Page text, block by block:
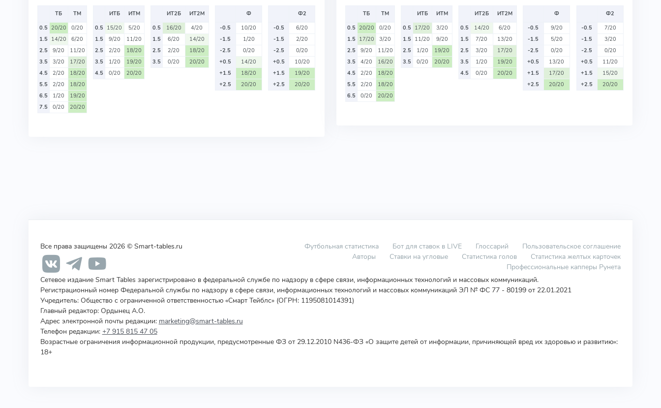
ТБ
ТМ
0.5 20/20
0/20
1.5 14/20
6/20
2.5
9/20
11/20
3.5
3/20
17/20
4.5
2/20
18/20
5.5
2/20
18/20
6.5
1/20
19/20
7.5
0/20 20/20
ИТБ
ИТМ
0.5 15/20
5/20
1.5
9/20
11/20
2.5
2/20
18/20
3.5
1/20
19/20
4.5
0/20 20/20
ИТ2Б
ИТ2М
0.5
16/20
4/20
1.5
6/20
14/20
2.5
2/20
18/20
3.5
0/20 20/20
Ф
-0.5
10/20
-1.5
1/20
-2.5
0/20
+0.5
14/20
+1.5
18/20
+2.5
20/20
Ф2
-0.5
6/20
-1.5
2/20
-2.5
0/20
+0.5
10/20
+1.5
19/20
+2.5
20/20
ТБ
ТМ
0.5 20/20
0/20
1.5 17/20
3/20
2.5
9/20
11/20
3.5
4/20
16/20
4.5
2/20
18/20
5.5
2/20
18/20
6.5
0/20 20/20
ИТБ
ИТМ
0.5 17/20
3/20
1.5 11/20
9/20
2.5
1/20
19/20
3.5
0/20 20/20
ИТ2Б
ИТ2М
0.5
14/20
6/20
1.5
7/20
13/20
2.5
3/20
17/20
3.5
1/20
19/20
4.5
0/20 20/20
Ф
-0.5
9/20
-1.5
5/20
-2.5
0/20
+0.5
13/20
+1.5
17/20
+2.5
20/20
Ф2
-0.5
7/20
-1.5
3/20
-2.5
0/20
+0.5
11/20
+1.5
15/20
+2.5
20/20
Все права защищены 2026 © Smart-tables.ru Футбольная статистика Бот для ставок в LIVE Глоссарий
Пользовательское соглашение
Авторы
Ставки на угловые Статистика голов
Статистика желтых карточек
Профессиональные капперы Рунета
Сетевое издание Smart Tables зарегистрировано в федеральной службе по надзору в сфере связи, информационных технологий и массовых коммуникаций.
Регистрационный номер Федеральной службы по надзору в сфере связи, информационных технологий и массовых коммуникаций ЭЛ № ФС 77 - 80199 от 22.01.2021
Учредитель: Общество с ограниченной ответственностью «Смарт Тейблс» (ОГРН: 1195081014391)
Главный редактор: Ордынец А.О.
Адрес электронной почты редакции: marketing@smart-tables.ru
Телефон редакции: +7 915 815 47 05
Возрастные ограничения информационной продукции, предусмотренные ФЗ от 29.12.2010 N436-ФЗ «О защите детей от информации, причиняющей вред их здоровью и развитию»:
18+